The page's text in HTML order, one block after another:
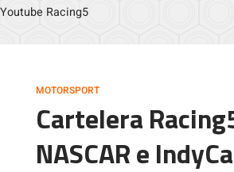
Youtube Racing5
MOTORSPORT
Cartelera
NASCAR e